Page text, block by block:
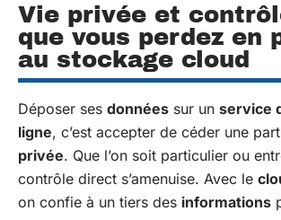
Vie privée et
que vous perdez en
au stockage cloud
Déposer ses données sur un service
ligne, c’est accepter de céder une
privée. Que l’on soit particulier ou
contrôle direct s’amenuise. Avec le
on confie à un tiers des informations